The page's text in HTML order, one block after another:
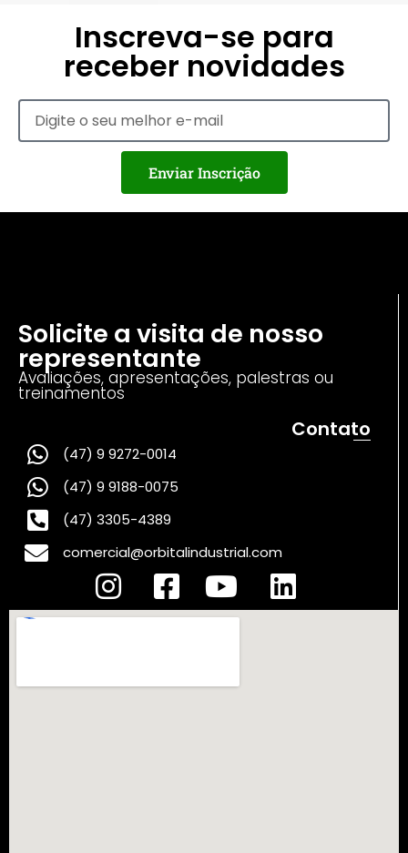
Inscreva-se para
receber novidades
Enviar Inscrição
Solicite a visita de nosso
representante
Avaliações, apresentações, palestras ou
treinamentos
Contato
(47) 9 9272-0014
(47) 9 9188-0075
(47) 3305-4389
comercial@orbitalindustrial.com